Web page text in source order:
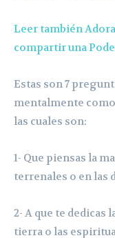
Leer también
compartir una
Estas son 7
mentalmente
las cuales son:
1- Que piensas la
terrenales o en las
2- A que te dedicas
tierra o las